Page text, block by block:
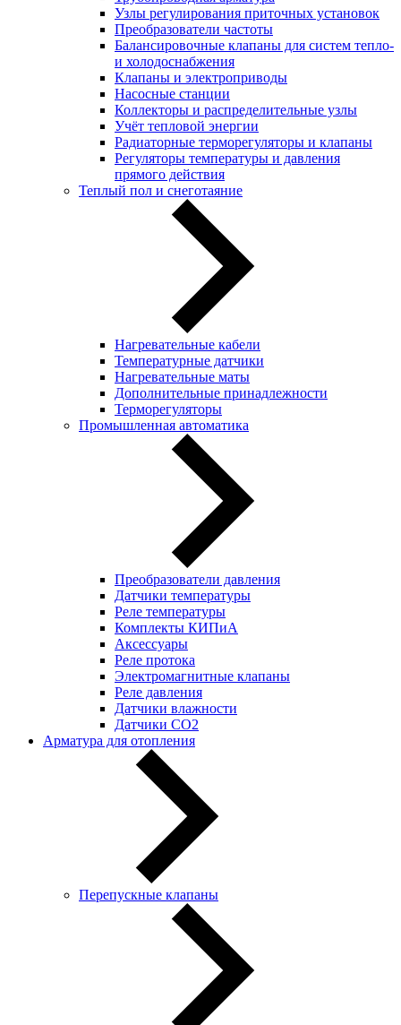
Узлы регулирования приточных установок
Преобразователи частоты
Балансировочные клапаны для систем тепло-
и холодоснабжения
Клапаны и электроприводы
Насосные станции
Коллекторы и распределительные узлы
Учёт тепловой энергии
Радиаторные терморегуляторы и клапаны
Регуляторы температуры и давления
прямого действия
Теплый пол и снеготаяние
Нагревательные кабели
Температурные датчики
Нагревательные маты
Дополнительные принадлежности
Терморегуляторы
Промышленная автоматика
Преобразователи давления
Датчики температуры
Реле температуры
Комплекты КИПиА
Аксессуары
Реле протока
Электромагнитные клапаны
Реле давления
Датчики влажности
Датчики CO2
Арматура для отопления
Перепускные клапаны